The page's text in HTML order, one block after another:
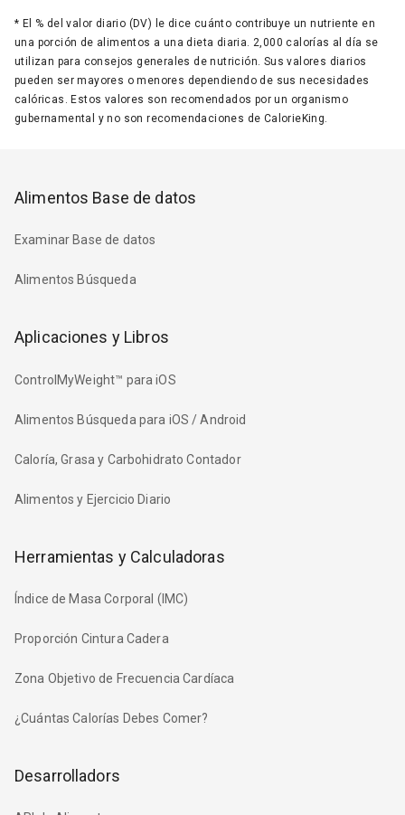
* El % del valor diario (DV) le dice cuánto contribuye un nutriente en
una porción de alimentos a una dieta diaria. 2,000 calorías al día se
utilizan para consejos generales de nutrición. Sus valores diarios
pueden ser mayores o menores dependiendo de sus necesidades
calóricas. Estos valores son recomendados por un organismo
gubernamental y no son recomendaciones de CalorieKing.
Alimentos Base de datos
Examinar Base de datos
Alimentos Búsqueda
Aplicaciones y Libros
ControlMyWeight™ para iOS
Alimentos Búsqueda para iOS / Android
Caloría, Grasa y Carbohidrato Contador
Alimentos y Ejercicio Diario
Herramientas y Calculadoras
Índice de Masa Corporal (IMC)
Proporción Cintura Cadera
Zona Objetivo de Frecuencia Cardíaca
¿Cuántas Calorías Debes Comer?
Desarrolladors